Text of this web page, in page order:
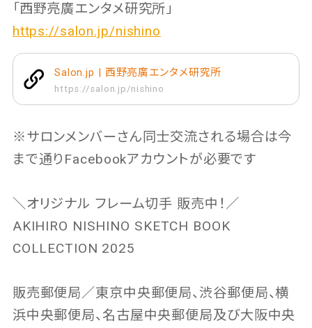
「西野亮廣エンタメ研究所」
https://salon.jp/nishino
Salon.jp | 西野亮廣エンタメ研究所
https://salon.jp/nishino
※サロンメンバーさん同士交流される場合は今
まで通りFacebookアカウントが必要です
＼オリジナル フレーム切手 販売中！／
AKIHIRO NISHINO SKETCH BOOK
COLLECTION 2025
販売郵便局／東京中央郵便局、渋谷郵便局、横
浜中央郵便局、名古屋中央郵便局及び大阪中央